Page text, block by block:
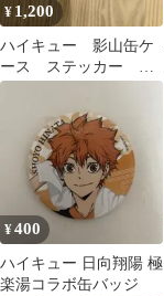
¥ 1,200
ハイキュー 影山缶ケ
ース ステッカー シ
ール ホログラム
¥400
ハイキュー 日向翔陽 極
楽湯コラボ缶バッジ